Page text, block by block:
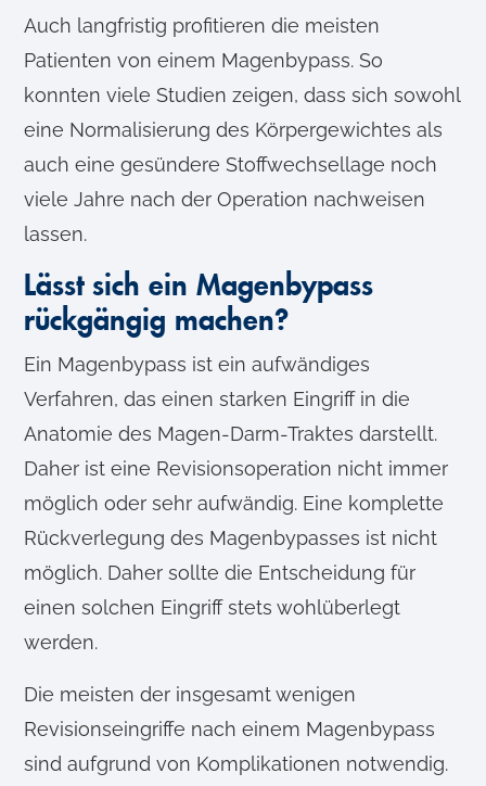
Auch langfristig profitieren die meisten
Patienten von einem Magenbypass. So
konnten viele Studien zeigen, dass sich sowohl
eine Normalisierung des Körpergewichtes als
auch eine gesündere Stoffwechsellage noch
viele Jahre nach der Operation nachweisen
lassen.
Lässt sich ein Magenbypass
rückgängig machen?
Ein Magenbypass ist ein aufwändiges
Verfahren, das einen starken Eingriff in die
Anatomie des Magen-Darm-Traktes darstellt.
Daher ist eine Revisionsoperation nicht immer
möglich oder sehr aufwändig. Eine komplette
Rückverlegung des Magenbypasses ist nicht
möglich. Daher sollte die Entscheidung für
einen solchen Eingriff stets wohlüberlegt
werden.
Die meisten der insgesamt wenigen
Revisionseingriffe nach einem Magenbypass
sind aufgrund von Komplikationen notwendig.